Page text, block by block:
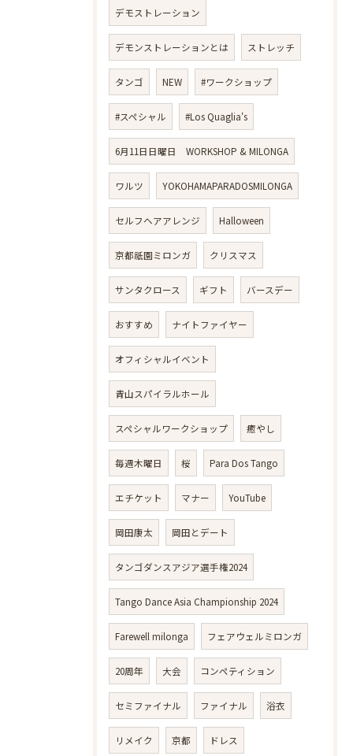
デモストレーション
デモンストレーションとは ストレッチ
タンゴ NEW #ワークショップ
#スペシャル #Los Quaglia's
6月11日日曜日 WORKSHOP & MILONGA
ワルツ YOKOHAMAPARADOSMILONGA
セルフヘアアレンジ Halloween
京都祇園ミロンガ クリスマス
サンタクロース ギフト バースデー
おすすめ ナイトファイヤー
オフィシャルイベント
青山スパイラルホール
スペシャルワークショップ 癒やし
毎週木曜日 桜 Para Dos Tango
エチケット マナー YouTube
岡田康太 岡田とデート
タンゴダンスアジア選手権2024
Tango Dance Asia Championship 2024
Farewell milonga フェアウェルミロンガ
20周年 大会 コンペティション
セミファイナル ファイナル 浴衣
リメイク 京都 ドレス